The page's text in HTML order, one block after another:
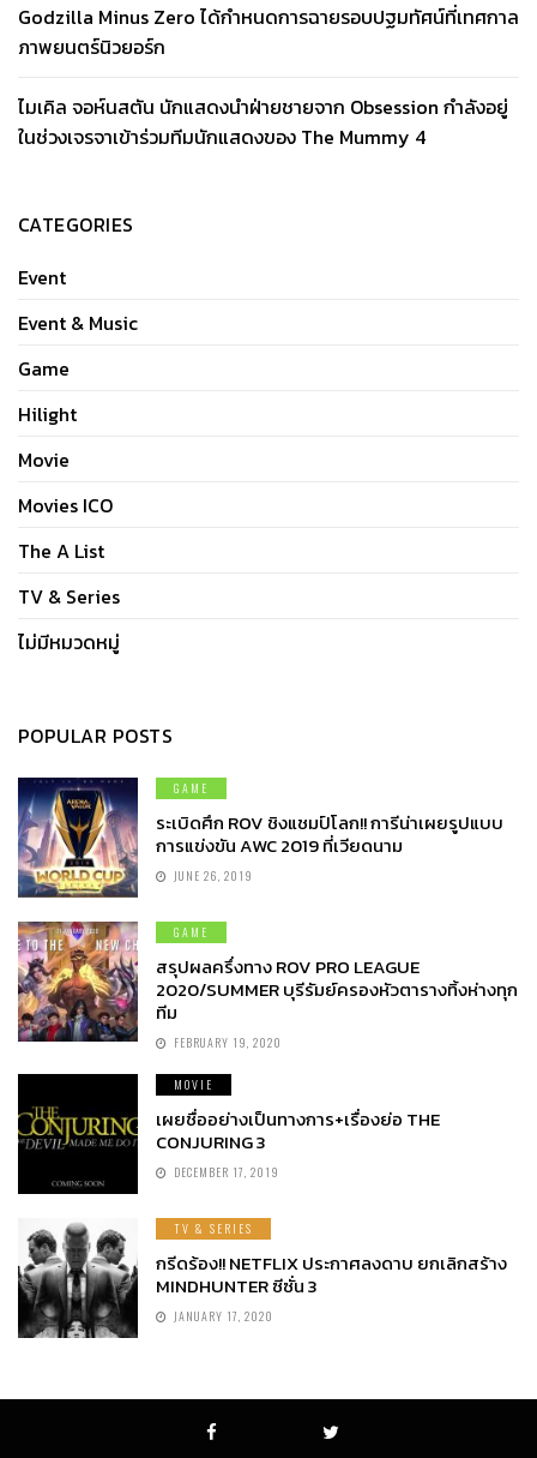
Godzilla Minus Zero ได้กำหนดการฉายรอบปฐมทัศน์ที่เทศกาล
ภาพยนตร์นิวยอร์ก
ไมเคิล จอห์นสตัน นักแสดงนำฝ่ายชายจาก Obsession กำลังอยู่
ในช่วงเจรจาเข้าร่วมทีมนักแสดงของ The Mummy 4
CATEGORIES
Event
Event & Music
Game
Hilight
Movie
Movies ICO
The A List
TV & Series
ไม่มีหมวดหมู่
POPULAR POSTS
GAME
ระเบิดศึก ROV ชิงแชมป์โลก!! การีน่าเผยรูปแบบ
การแข่งขัน AWC 2019 ที่เวียดนาม
JUNE 26, 2019
GAME
สรุปผลครึ่งทาง ROV PRO LEAGUE
2020/SUMMER บุรีรัมย์ครองหัวตารางทิ้งห่างทุก
ทีม
FEBRUARY 19, 2020
MOVIE
เผยชื่ออย่างเป็นทางการ+เรื่องย่อ THE
CONJURING 3
DECEMBER 17, 2019
TV & SERIES
กรีดร้อง!! NETFLIX ประกาศลงดาบ ยกเลิกสร้าง
MINDHUNTER ซีซั่น 3
JANUARY 17, 2020